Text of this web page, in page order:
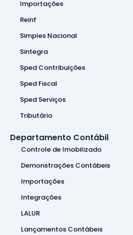
Importações
Reinf
Simples Nacional
Sintegra
Sped Contribuições
Sped Fiscal
Sped Serviços
Tributário
Departamento Contábil
Controle de Imobilizado
Demonstrações Contábeis
Importações
Integrações
LALUR
Lançamentos Contábeis